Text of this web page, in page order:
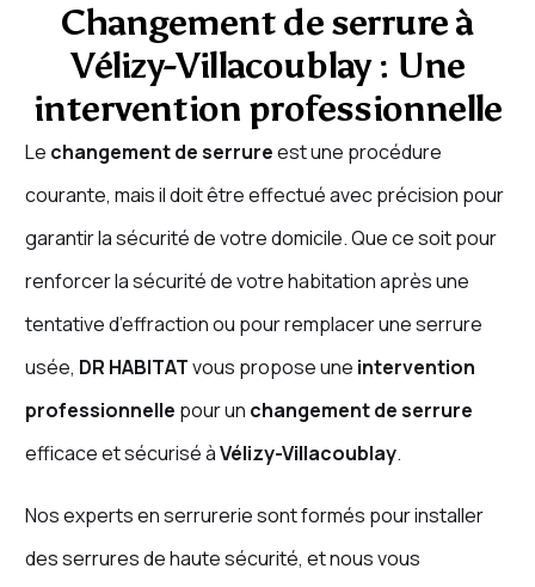
Changement de serrure à
Vélizy-Villacoublay : Une
intervention professionnelle
Le changement de serrureest une procédure
courante, mais il doit être effectué avec précision pour
garantir la sécurité de votre domicile. Que ce soit pour
renforcer la sécurité de votre habitation après une
tentative d’effraction ou pour remplacer une serrure
usée, DR HABITATvous propose une intervention
professionnelle pour un changement de serrure
efficace et sécurisé àVélizy-Villacoublay.
Nos experts en serrurerie sont formés pour installer
des serrures de haute sécurité, et nous vous